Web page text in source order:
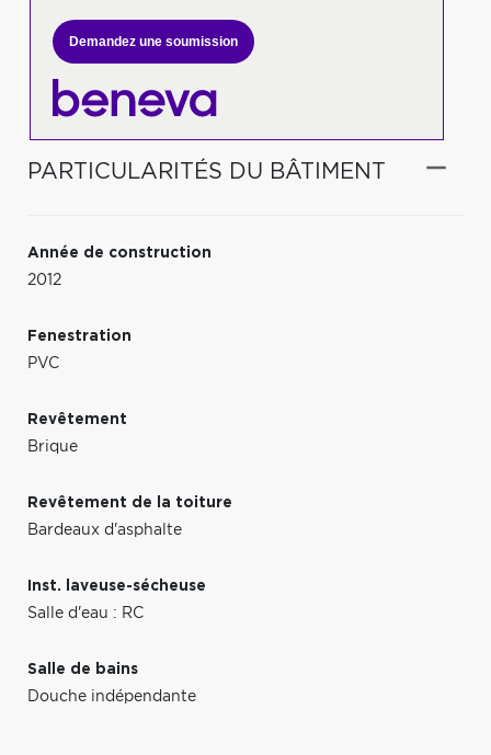
Demandez une soumission
PARTICULARITÉS DU BÂTIMENT
Année de construction
2012
Fenestration
PVC
Revêtement
Brique
Revêtement de la toiture
Bardeaux d'asphalte
Inst. laveuse-sécheuse
Salle d'eau : RC
Salle de bains
Douche indépendante